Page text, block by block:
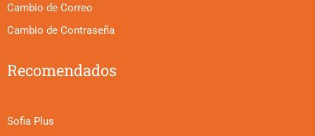
Cambio de Correo
Cambio de Contraseña
Recomendados
Sofia Plus